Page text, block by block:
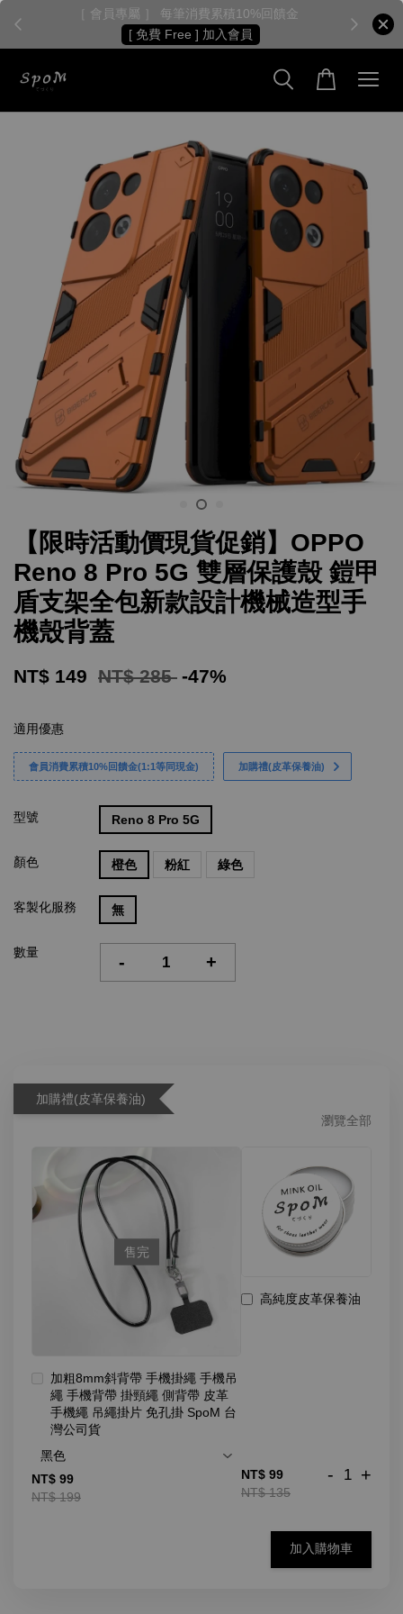
［ 會員專屬 ］ 每筆消費累積10%回饋金
[ 免費 Free ] 加入會員
【限時活動價現貨促銷】OPPO
Reno 8 Pro 5G 雙層保護殼 鎧甲
盾支架全包新款設計機械造型手
機殼背蓋
NT$ 149 NT$ 285 -47%
適用優惠
會員消費累積10%回饋金(1:1等同現金) 加購禮(皮革保養油)
型號 Reno 8 Pro 5G
顏色 橙色 粉紅 綠色
客製化服務 無
數量 - +
加購禮(皮革保養油)
瀏覽全部
售完
加粗8mm斜背帶 手機掛繩 手機吊
繩 手機背帶 掛頸繩 側背帶 皮革
手機繩 吊繩掛片 免孔掛 SpoM 台
灣公司貨
NT$ 99
NT$ 199
高純度皮革保養油
NT$ 99
NT$ 135
- +
加入購物車